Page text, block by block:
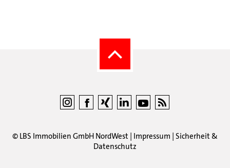
© LBS Immobilien GmbH NordWest | Impressum | Sicherheit &
Datenschutz